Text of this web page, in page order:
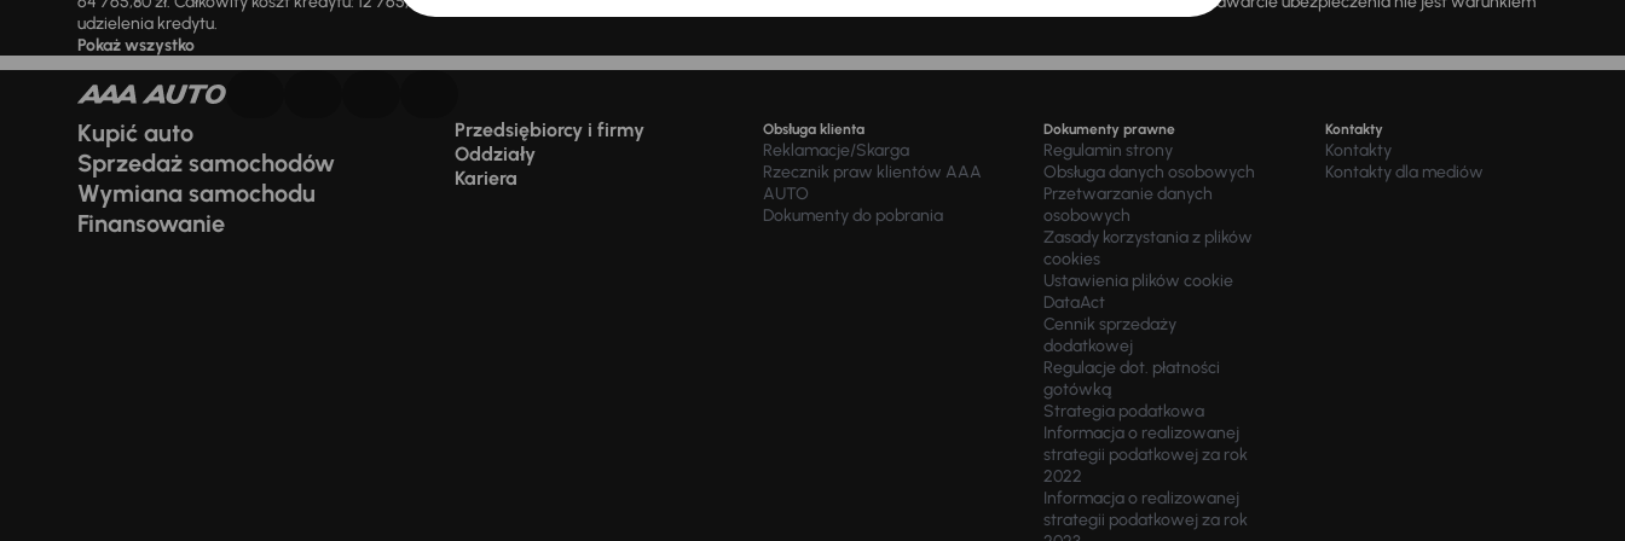
udzielenia kredytu.
Pokaż wszystko
Kupić auto
Sprzedaż samochodów
Wymiana samochodu
Finansowanie
Przedsiębiorcy i firmy
Oddziały
Kariera
Obsługa klienta
Reklamacje/Skarga
Rzecznik praw klientów AAA
AUTO
Dokumenty do pobrania
Dokumenty prawne
Regulamin strony
Obsługa danych osobowych
Przetwarzanie danych
osobowych
Zasady korzystania z plików
cookies
Ustawienia plików cookie
DataAct
Cennik sprzedaży
dodatkowej
Regulacje dot. płatności
gotówką
Strategia podatkowa
Informacja o realizowanej
strategii podatkowej za rok
2022
Informacja o realizowanej
strategii podatkowej za rok
Kontakty
Kontakty
Kontakty dla mediów